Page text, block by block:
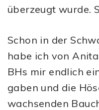
überzeugt wurde.
Schon in der
habe ich von
BHs mir endlich
gaben und die
wachsenden